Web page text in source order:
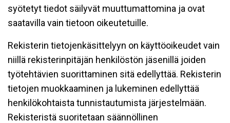
syötetyt tiedot säilyvät muuttumattomina ja ovat
saatavilla vain tietoon oikeutetuille.
Rekisterin tietojenkäsittelyyn on käyttöoikeudet vain
niillä rekisterinpitäjän henkilöstön jäsenillä joiden
työtehtävien suorittaminen sitä edellyttää. Rekisterin
tietojen muokkaaminen ja lukeminen edellyttää
henkilökohtaista tunnistautumista järjestelmään.
Rekisteristä suoritetaan säännöllinen